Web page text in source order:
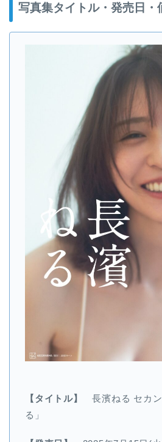
写真集タイトル・発売日・
【タイトル】
長濱ねる セカ
る」